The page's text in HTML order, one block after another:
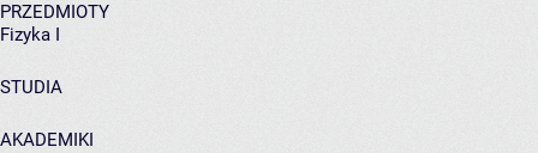
PRZEDMIOTY
Fizyka I
STUDIA
AKADEMIKI